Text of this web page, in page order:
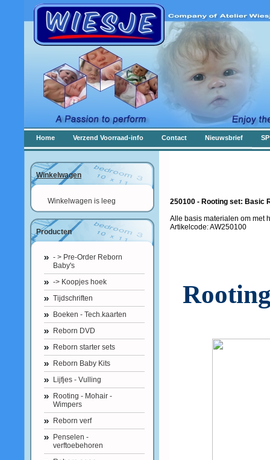
Home Verzend Voorraad-info Contact Nieuwsbrief
Winkelwagen
Winkelwagen is leeg
Producten
- > Pre-Order Reborn
Baby's
-> Koopjes hoek
Tijdschriften
Boeken - Tech.kaarten
Reborn DVD
Reborn starter sets
Reborn Baby Kits
Lijfjes - Vulling
Rooting - Mohair -
Wimpers
Reborn verf
Penselen -
verftoebehoren
250100 - Rooting set: Basic
Alle basis materialen om met
Artikelcode: AW250100